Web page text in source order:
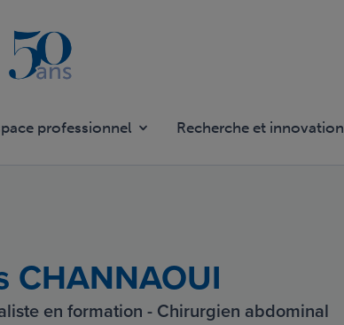
professionnel Recherche et innovation
CHANNAOUI
en formation - Chirurgien abdominal